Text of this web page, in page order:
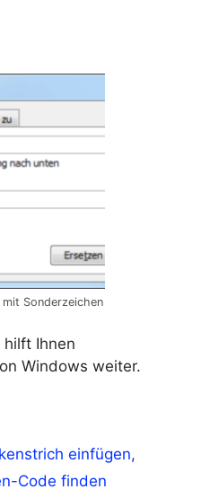
Sonderzeichen
hilft Ihnen
Windows weiter.
einfügen,
Code finden